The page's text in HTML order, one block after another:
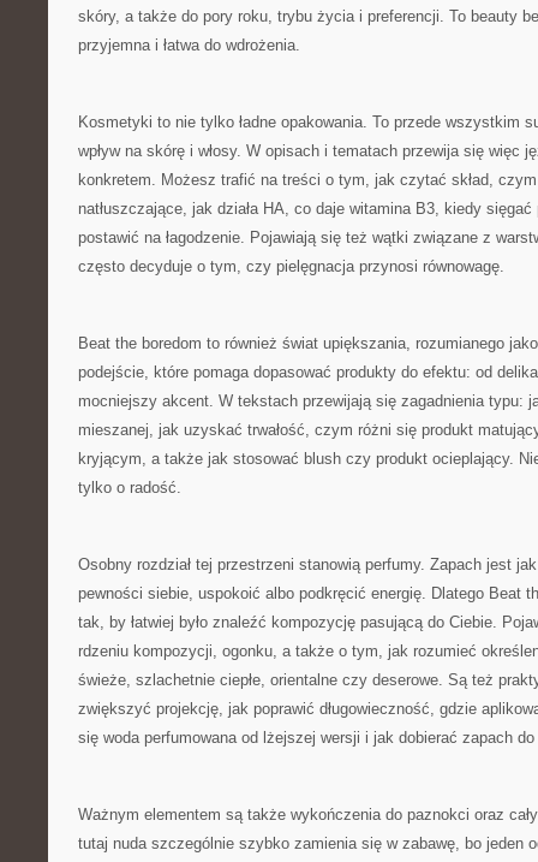
skóry, a także do pory roku, trybu życia i preferencji. To beauty
przyjemna i łatwa do wdrożenia.
Kosmetyki to nie tylko ładne opakowania. To przede wszystkim
wpływ na skórę i włosy. W opisach i tematach przewija się więc
konkretem. Możesz trafić na treści o tym, jak czytać skład,
natłuszczające, jak działa HA, co daje witamina B3, kiedy
postawić na łagodzenie. Pojawiają się też wątki związane z
często decyduje o tym, czy pielęgnacja przynosi równowagę.
Beat the boredom to również świat upiększania, rozumianego
podejście, które pomaga dopasować produkty do efektu: od
mocniejszy akcent. W tekstach przewijają się zagadnienia typu:
mieszanej, jak uzyskać trwałość, czym różni się produkt
kryjącym, a także jak stosować blush czy produkt ocieplający.
tylko o radość.
Osobny rozdział tej przestrzeni stanowią perfumy. Zapach jest
pewności siebie, uspokoić albo podkręcić energię. Dlatego Beat
tak, by łatwiej było znaleźć kompozycję pasującą do Ciebie.
rdzeniu kompozycji, ogonku, a także o tym, jak rozumieć
świeże, szlachetnie ciepłe, orientalne czy deserowe. Są też
zwiększyć projekcję, jak poprawić długowieczność, gdzie
się woda perfumowana od lżejszej wersji i jak dobierać zapach
Ważnym elementem są także wykończenia do paznokci oraz
tutaj nuda szczególnie szybko zamienia się w zabawę, bo jeden